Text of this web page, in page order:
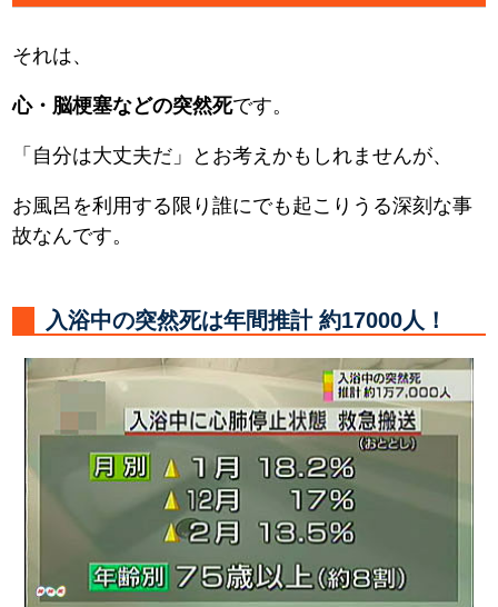
それは、
心・脳梗塞などの突然死です。
「自分は大丈夫だ」とお考えかもしれませんが、
お風呂を利用する限り誰にでも起こりうる深刻な事
故なんです。
入浴中の突然死は年間推計 約17000人！